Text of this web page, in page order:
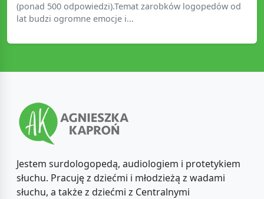
(ponad 500 odpowiedzi).Temat zarobków logopedów od
lat budzi ogromne emocje i...
Jestem surdologopedą, audiologiem i protetykiem
słuchu. Pracuję z dziećmi i młodzieżą z wadami
słuchu, a także z dziećmi z Centralnymi